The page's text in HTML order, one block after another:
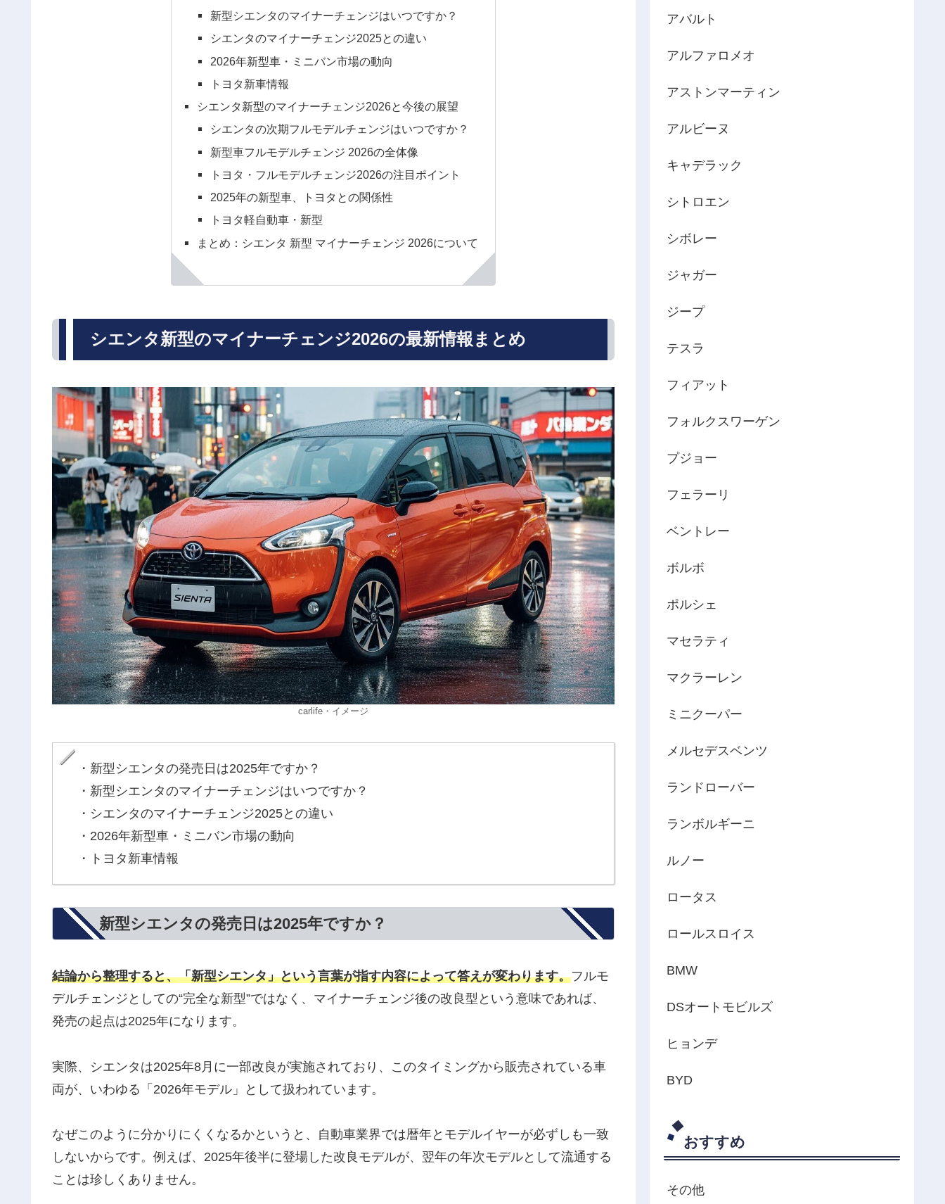
新型シエンタのマイナーチェンジはいつですか？
シエンタのマイナーチェンジ2025との違い
2026年新型車・ミニバン市場の動向
トヨタ新車情報
シエンタ新型のマイナーチェンジ2026と今後の展望
シエンタの次期フルモデルチェンジはいつですか？
新型車フルモデルチェンジ 2026の全体像
トヨタ・フルモデルチェンジ2026の注目ポイント
2025年の新型車、トヨタとの関係性
トヨタ軽自動車・新型
まとめ：シエンタ 新型 マイナーチェンジ 2026について
シエンタ新型のマイナーチェンジ2026の最新情報まとめ
carlife・イメージ
・新型シエンタの発売日は2025年ですか？
・新型シエンタのマイナーチェンジはいつですか？
・シエンタのマイナーチェンジ2025との違い
・2026年新型車・ミニバン市場の動向
・トヨタ新車情報
新型シエンタの発売日は2025年ですか？
結論から整理すると、「新型シエンタ」という言葉が指す内容によって答えが変わります。フルモ
デルチェンジとしての“完全な新型”ではなく、マイナーチェンジ後の改良型という意味であれば、
発売の起点は2025年になります。
実際、シエンタは2025年8月に一部改良が実施されており、このタイミングから販売されている車
両が、いわゆる「2026年モデル」として扱われています。
なぜこのように分かりにくくなるかというと、自動車業界では暦年とモデルイヤーが必ずしも一致
しないからです。例えば、2025年後半に登場した改良モデルが、翌年の年次モデルとして流通する
ことは珍しくありません。
アバルト
アルファロメオ
アストンマーティン
アルビーヌ
キャデラック
シトロエン
シボレー
ジャガー
ジープ
テスラ
フィアット
フォルクスワーゲン
プジョー
フェラーリ
ベントレー
ボルボ
ポルシェ
マセラティ
マクラーレン
ミニクーパー
メルセデスベンツ
ランドローバー
ランボルギーニ
ルノー
ロータス
ロールスロイス
BMW
DSオートモビルズ
ヒョンデ
BYD
おすすめ
その他